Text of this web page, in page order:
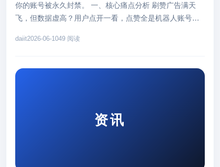
你的账号被永久封禁。 一、核心痛点分析 刷赞广告满天
飞，但数据虚高？用户点开一看，点赞全是机器人账号，
daiit2026-06-1049 阅读
资讯